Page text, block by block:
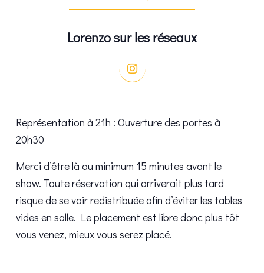
Lorenzo sur les réseaux
Représentation à 21h : Ouverture des portes à
20h30
Merci d’être là au minimum 15 minutes avant le
show. Toute réservation qui arriverait plus tard
risque de se voir redistribuée afin d’éviter les tables
vides en salle. Le placement est libre donc plus tôt
vous venez, mieux vous serez placé.